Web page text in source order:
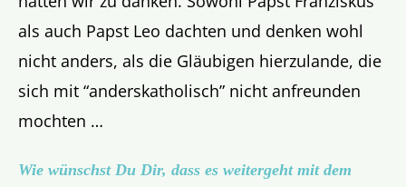
als auch Papst Leo dachten und denken wohl
nicht anders, als die Gläubigen hierzulande, die
sich mit “anderskatholisch” nicht anfreunden
mochten …
Wie wünschst Du Dir, dass es weitergeht mit dem